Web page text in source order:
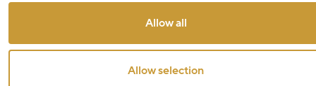
Allow all
Allow selection